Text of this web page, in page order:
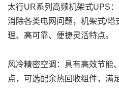
太行UR系列高频机架式UPS
消除各类电网问题，机架式/塔
理、高可靠、便捷灵活特点。
风冷精密空调：具有高效节能
点，可选配余热回收组件，满